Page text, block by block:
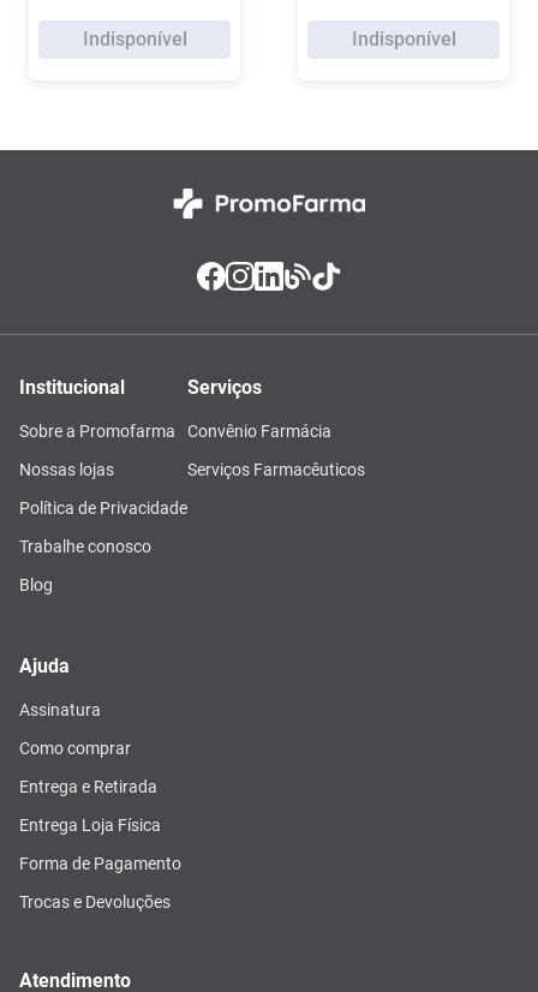
Indisponível Indisponível
Institucional
Sobre a Promofarma
Nossas lojas
Política de Privacidade
Trabalhe conosco
Blog
Serviços
Convênio Farmácia
Serviços Farmacêuticos
Ajuda
Assinatura
Como comprar
Entrega e Retirada
Entrega Loja Física
Forma de Pagamento
Trocas e Devoluções
Atendimento